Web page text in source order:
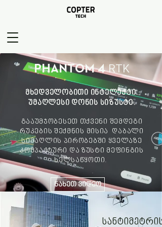
PHANTOM 4RTK
მხედველობითი ინტელექტი.
უმაღლესი დონის სიზუსტე.
გააუმჯობესეთ თქვენი შემდეგი
რუკების შექმნის მისია დაბალი
სიმაღლის პირობებში ყველაზე
კომპაქტური და ზუსტი მეფინგის
ხელსაწყოთი.
ნახეთ ვიდეო
სანტიმეტრის